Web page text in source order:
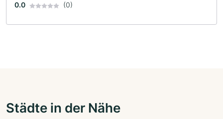
0.0 (0)
Städte in der Nähe